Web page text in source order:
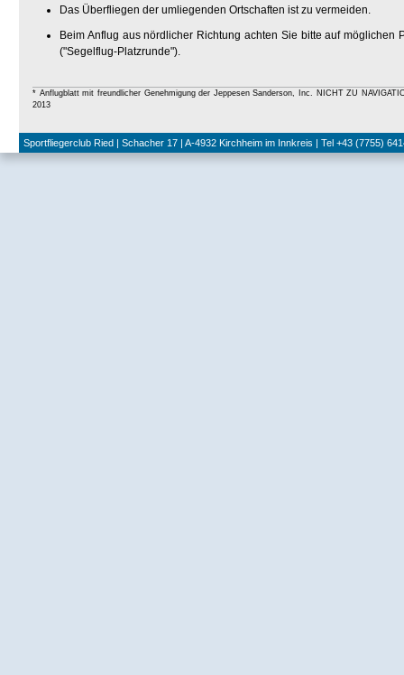
Das Überfliegen der umliegenden Ortschaften ist zu vermeiden.
Beim Anflug aus nördlicher Richtung achten Sie bitte auf möglichen
("Segelflug-Platzrunde").
* Anflugblatt mit freundlicher Genehmigung der Jeppesen Sanderson, Inc. NICHT ZU
2013
Sportfliegerclub Ried | Schacher 17 | A-4932 Kirchheim im Innkreis | Tel +43 (7755)